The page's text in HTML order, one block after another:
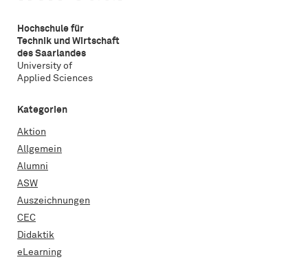
Hochschule für
Technik und Wirtschaft
des Saarlandes
University of
Applied Sciences
Kategorien
Aktion
Allgemein
Alumni
ASW
Auszeichnungen
CEC
Didaktik
eLearning